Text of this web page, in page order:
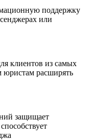
поддержку
или
клиентов из самых
юристам расширять
защищает